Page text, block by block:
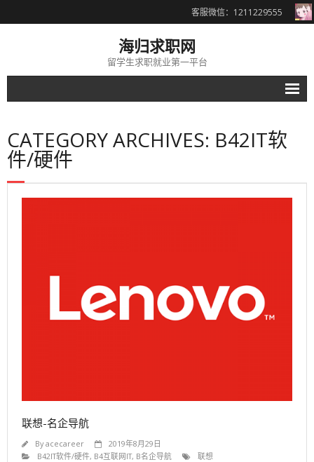
客服微信：1211229555
海归求职网
留学生求职就业第一平台
- B1金融行业
- B11外资银行投行
- B12国内大型银行
- B15其他金融名企
- B2会计师事务所
- B42IT软件/硬件
- B43电子/通信
CATEGORY ARCHIVES: B42IT软
件/硬件
联想-名企导航
Byacecareer
2019年8月29日
B42IT软件/硬件, B4互联网IT, B名企导航 联想